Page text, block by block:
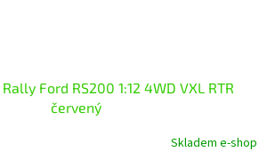
Ford RS200 1:12 4WD VXL RTR
červený
Skladem e-shop